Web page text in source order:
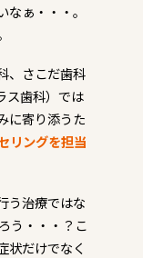
ぁ・・・。
、さこだ歯科
ス歯科）では
に寄り添うた
リングを担当
う治療ではな
う・・・？こ
状だけでなく